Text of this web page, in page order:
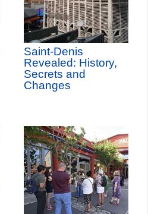
Saint-Denis
Revealed: History,
Secrets and
Changes